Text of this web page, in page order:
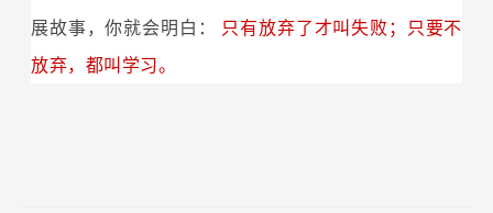
展故事，你就会明白： 只有放弃了才叫失败；只要不
放弃，都叫学习。